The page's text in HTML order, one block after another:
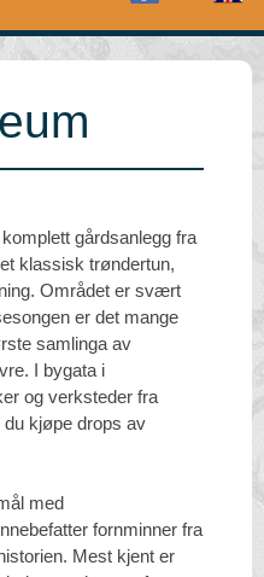
gårdsanlegg fra
klassisk trøndertun,
Området er svært
er det mange
samlinga av
I bygata i
og verksteder fra
kjøpe drops av
med
fornminner fra
Mest kjent er